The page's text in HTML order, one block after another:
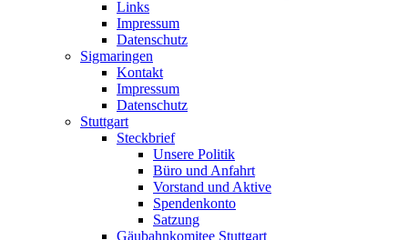
Links
Impressum
Datenschutz
Sigmaringen
Kontakt
Impressum
Datenschutz
Stuttgart
Steckbrief
Unsere Politik
Büro und Anfahrt
Vorstand und Aktive
Spendenkonto
Satzung
Gäubahnkomitee Stuttgart